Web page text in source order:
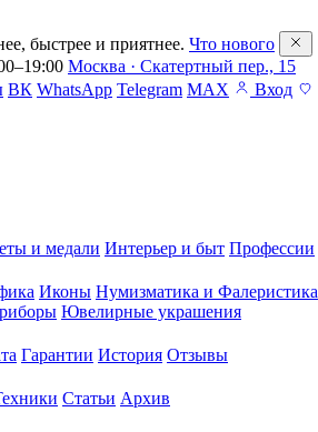
быстрее и приятнее. Что нового
Москва · Скатертный пер., 15
ВК WhatsApp Telegram MAX Вход
и медали Интерьер и быт Профессии
Иконы Нумизматика и Фалеристика
Ювелирные украшения
Гарантии История Отзывы
Статьи Архив